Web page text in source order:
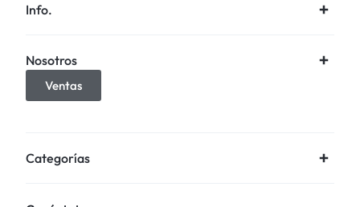
Info.
Nosotros
Ventas
Categorías